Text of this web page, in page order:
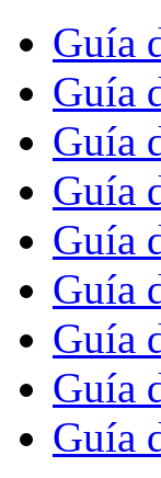
Guía
Guía
Guía
Guía
Guía
Guía
Guía
Guía
Guía